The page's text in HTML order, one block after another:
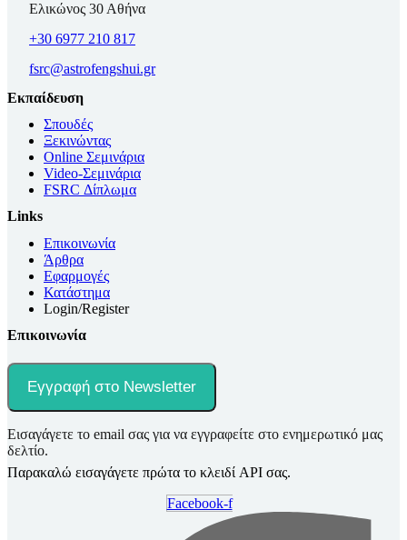
Ελικώνος 30 Αθήνα
+30 6977 210 817
fsrc@astrofengshui.gr
Εκπαίδευση
Σπουδές
Ξεκινώντας
Online Σεμινάρια
Video-Σεμινάρια
FSRC Δίπλωμα
Links
Επικοινωνία
Άρθρα
Εφαρμογές
Κατάστημα
Login/Register
Επικοινωνία
Εγγραφή στο Newsletter
Εισαγάγετε το email σας για να εγγραφείτε στο ενημερωτικό μας
δελτίο.
Παρακαλώ εισαγάγετε πρώτα το κλειδί API σας.
Facebook-f